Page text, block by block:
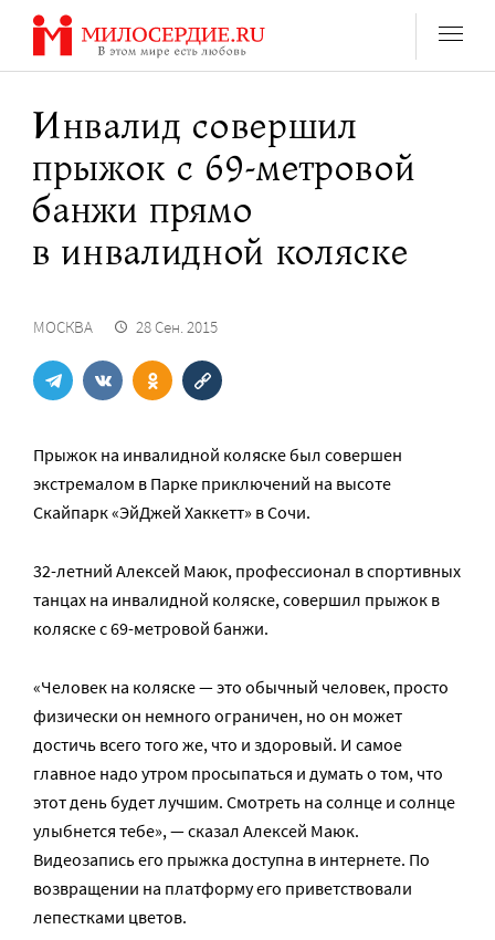
Перейти
содержанию
Инвалид совершил
прыжок с 69-метровой
банжи прямо
в инвалидной коляске
МОСКВА 28 Сен. 2015
Прыжок на инвалидной коляске был совершен
экстремалом в Парке приключений на высоте
Скайпарк «ЭйДжей Хаккетт» в Сочи.
32-летний Алексей Маюк, профессионал в спортивных
танцах на инвалидной коляске, совершил прыжок в
коляске с 69-метровой банжи.
«Человек на коляске — это обычный человек, просто
физически он немного ограничен, но он может
достичь всего того же, что и здоровый. И самое
главное надо утром просыпаться и думать о том, что
этот день будет лучшим. Смотреть на солнце и солнце
улыбнется тебе», — сказал Алексей Маюк.
Видеозапись его прыжка доступна в интернете. По
возвращении на платформу его приветствовали
лепестками цветов.